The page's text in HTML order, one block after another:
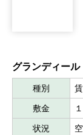
グランディール
種別
敷金
状況